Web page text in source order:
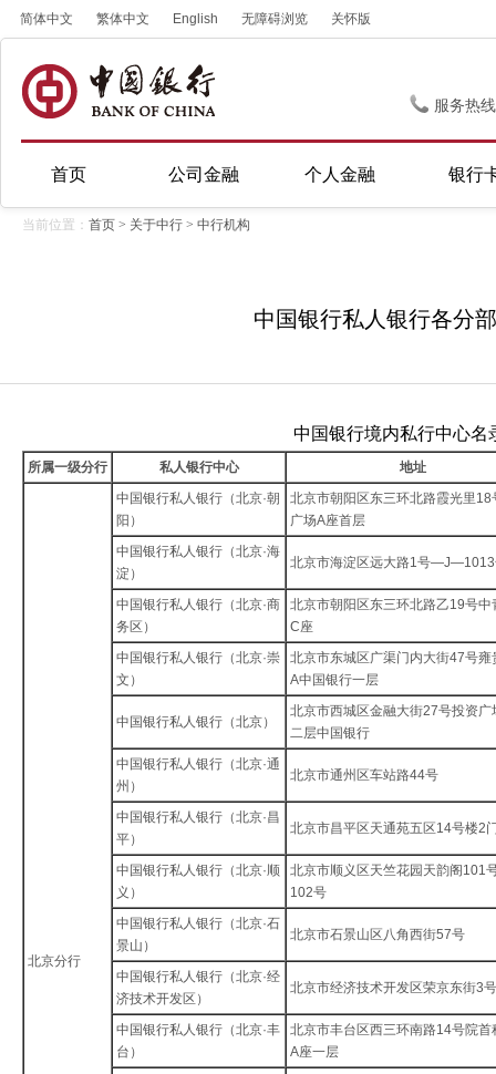
简体中文 繁体中文 English 无障碍浏览 关怀版
服务热
首页 公司金融 个人金融 银行
当前位置： 首页 > 关于中行 > 中行机构
中国银行私人银行各分
中国银行境内私行中心名
所属一级分行 私人银行中心 地址
北京分行
中国银行私人银行（北京·朝
阳）
北京市朝阳区东三环北路霞光里18
广场A座首层
中国银行私人银行（北京·海
淀）
北京市海淀区远大路1号
中国银行私人银行（北京·商
务区）
北京市朝阳区东三环北路乙19号中
C座
中国银行私人银行（北京·崇
文）
北京市东城区广渠门内大街47号雍
A中国银行一层
中国银行私人银行（北京）
北京市西城区金融大街27号投资广
二层中国银行
中国银行私人银行（北京·通
州）
北京市通州区车站路44号
中国银行私人银行（北京·昌
平）
北京市昌平区天通苑五区14号楼2
中国银行私人银行（北京·顺
义）
北京市顺义区天竺花园天韵阁101
102号
中国银行私人银行（北京·石
景山）
北京市石景山区八角西街57号
中国银行私人银行（北京·经
济技术开发区）
北京市经济技术开发区荣京东街3
中国银行私人银行（北京·丰
台）
北京市丰台区西三环南路14号院首
A座一层